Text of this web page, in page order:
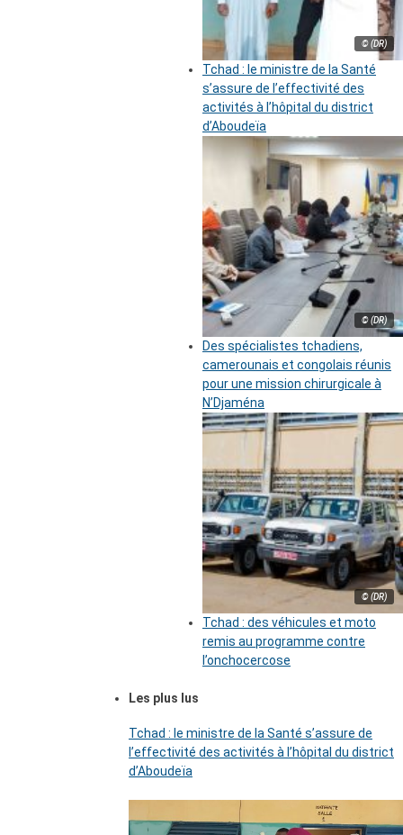
© (DR)
Tchad : le ministre de la Santé
s’assure de l’effectivité des
activités à l’hôpital du district
d’Aboudeïa
© (DR)
Des spécialistes tchadiens,
camerounais et congolais réunis
pour une mission chirurgicale à
N’Djaména
© (DR)
Tchad : des véhicules et moto
remis au programme contre
l’onchocercose
Les plus lus
Tchad : le ministre de la Santé s’assure de
l’effectivité des activités à l’hôpital du district
d’Aboudeïa